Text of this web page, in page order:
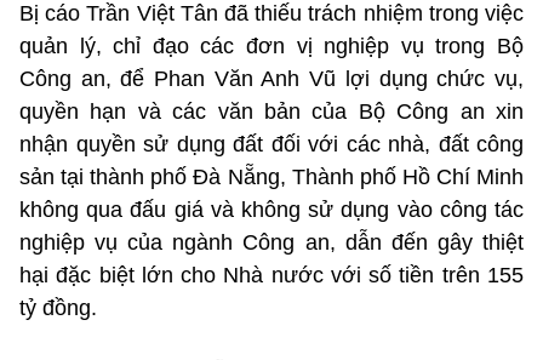
Bị cáo Trần Việt Tân đã thiếu trách nhiệm trong việc
quản lý, chỉ đạo các đơn vị nghiệp vụ trong Bộ
Công an, để Phan Văn Anh Vũ lợi dụng chức vụ,
quyền hạn và các văn bản của Bộ Công an xin
nhận quyền sử dụng đất đối với các nhà, đất công
sản tại thành phố Đà Nẵng, Thành phố Hồ Chí Minh
không qua đấu giá và không sử dụng vào công tác
nghiệp vụ của ngành Công an, dẫn đến gây thiệt
hại đặc biệt lớn cho Nhà nước với số tiền trên 155
tỷ đồng.